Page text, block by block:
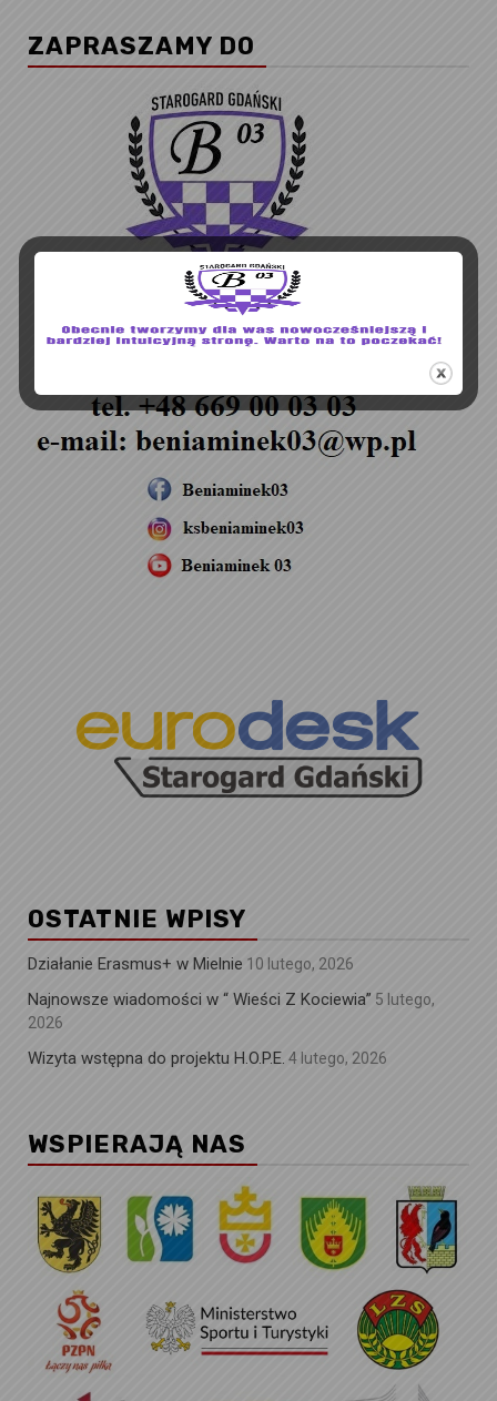
ZAPRASZAMY DO
OSTATNIE WPISY
Działanie Erasmus+ w Mielnie 10 lutego, 2026
Najnowsze wiadomości w “ Wieści Z Kociewia” 5 lutego,
2026
Wizyta wstępna do projektu H.O.P.E. 4 lutego, 2026
WSPIERAJĄ NAS